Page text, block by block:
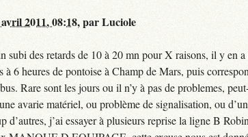
2011, 08:18,parLuciole
subi des retards de 10 à 20 mn pour X raisons, il y en
6 heures de pontoise à Champ de Mars, puis
Rare sont les jours ou il n’y à pas de problemes,
avarie matériel, ou problème de signalisation, ou
d’autres, j’ai essayer à plusieurs reprise la ligne B